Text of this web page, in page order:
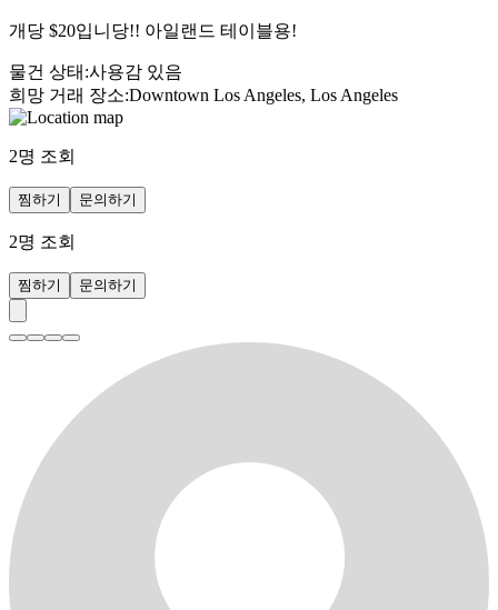
개당 $20입니당!! 아일랜드 테이블용!
물건 상태 :사용감 있음
희망 거래 장소:Downtown Los Angeles, Los Angeles
2명 조회
찜하기 문의하기
2명 조회
찜하기 문의하기